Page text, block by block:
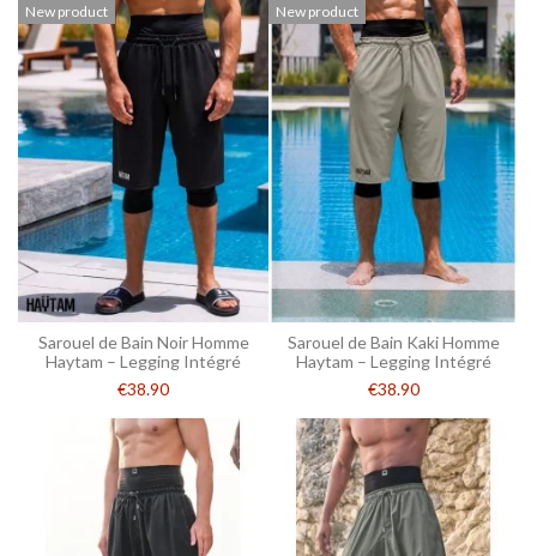
New product
Sarouel de Bain Noir Homme
Haytam – Legging Intégré
€38.90
New product
Sarouel de Bain Kaki Homme
Haytam – Legging Intégré
€38.90